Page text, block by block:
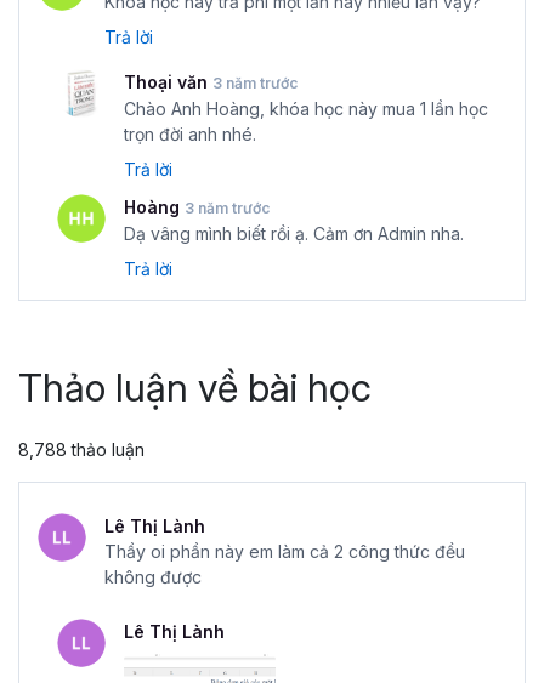
Trả lời
Thoại văn 3 năm trước
Chào Anh Hoàng, khóa học này mua 1 lần học
trọn đời anh nhé.
Trả lời
Hoàng 3 năm trước
Dạ vâng mình biết rồi ạ. Cảm ơn Admin nha.
Trả lời
Thảo luận về bài học
8,788 thảo luận
Lê Thị Lành
Thầy oi phần này em làm cả 2 công thức đều
không được
Lê Thị Lành